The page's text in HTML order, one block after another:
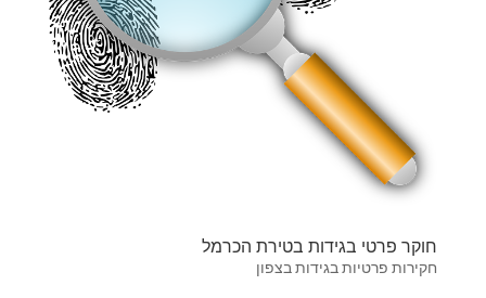
חוקר פרטי בגידות בטירת הכרמל
חקירות פרטיות בגידות בצפון